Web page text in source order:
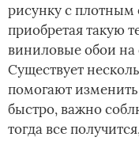
рисунку с
приобретая такую
виниловые обои
Существует
помогают
быстро, важно
тогда все